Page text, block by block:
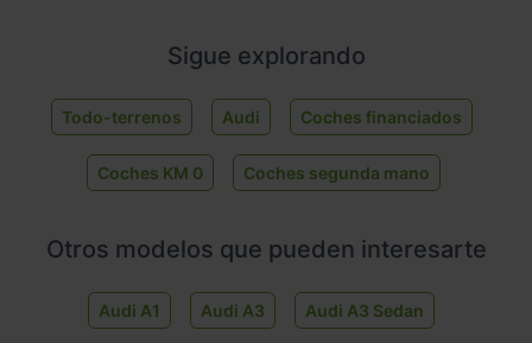
Sigue explorando
Todo-terrenos Audi Coches financiados
Coches KM 0 Coches segunda mano
Otros modelos que pueden interesarte
Audi A1 Audi A3 Audi A3 Sedan